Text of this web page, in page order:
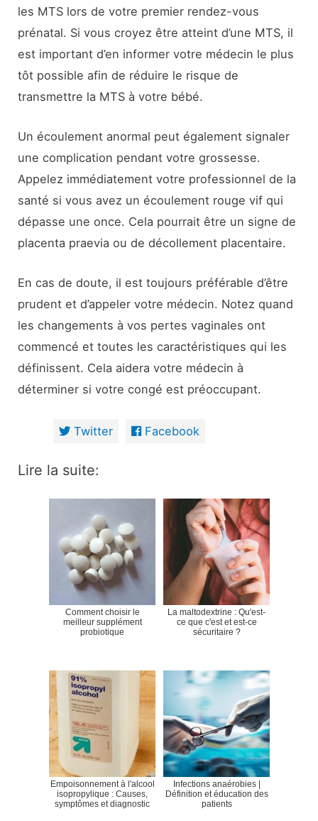
les MTS lors de votre premier rendez-vous
prénatal. Si vous croyez être atteint d’une MTS, il
est important d’en informer votre médecin le plus
tôt possible afin de réduire le risque de
transmettre la MTS à votre bébé.
Un écoulement anormal peut également signaler
une complication pendant votre grossesse.
Appelez immédiatement votre professionnel de la
santé si vous avez un écoulement rouge vif qui
dépasse une once. Cela pourrait être un signe de
placenta praevia ou de décollement placentaire.
En cas de doute, il est toujours préférable d’être
prudent et d’appeler votre médecin. Notez quand
les changements à vos pertes vaginales ont
commencé et toutes les caractéristiques qui les
définissent. Cela aidera votre médecin à
déterminer si votre congé est préoccupant.
Twitter Facebook
Lire la suite:
Comment choisir le
meilleur supplément
probiotique
La maltodextrine : Qu'est-
ce que c'est et est-ce
sécuritaire ?
Empoisonnement à l'alcool
isopropylique : Causes,
symptômes et diagnostic
Infections anaérobies |
Définition et éducation des
patients